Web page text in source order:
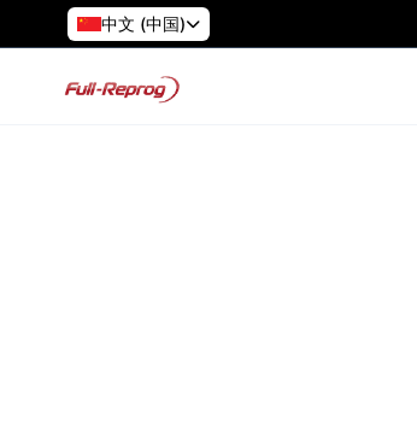
中文 (中国)